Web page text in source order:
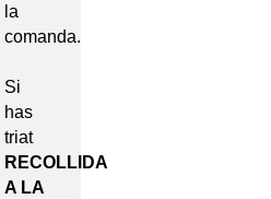
la
comanda.
Si
has
triat
RECOLLIDA
A LA